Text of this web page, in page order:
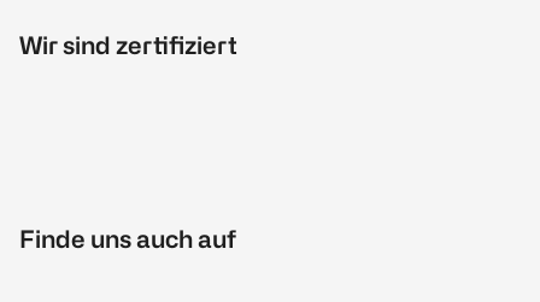
Wir sind zertifiziert
Finde uns auch auf